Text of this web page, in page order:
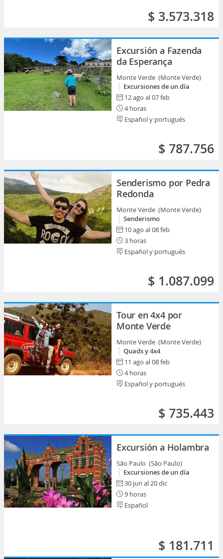
$ 3.573.318
Excursión a Fazenda
da Esperança
Monte Verde (Monte Verde)
Excursiones de un día
12 ago al 07 feb
4 horas
Español y portugués
$ 787.756
Senderismo por Pedra
Redonda
Monte Verde (Monte Verde)
Senderismo
10 ago al 08 feb
3 horas
Español y portugués
$ 1.087.099
Tour en 4x4 por
Monte Verde
Monte Verde (Monte Verde)
Quads y 4x4
11 ago al 08 feb
4 horas
Español y portugués
$ 735.443
Excursión a Holambra
São Paulo (São Paulo)
Excursiones de un día
30 jun al 20 dic
9 horas
Español
$ 181.711